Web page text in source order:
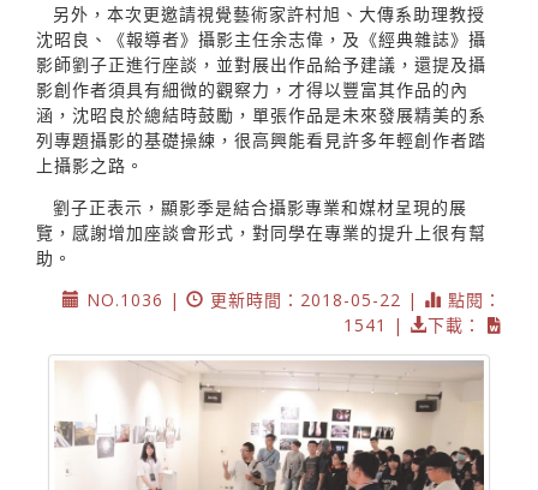
另外，本次更邀請視覺藝術家許村旭、大傳系助理教授
沈昭良、《報導者》攝影主任余志偉，及《經典雜誌》攝
影師劉子正進行座談，並對展出作品給予建議，還提及攝
影創作者須具有細微的觀察力，才得以豐富其作品的內
涵，沈昭良於總結時鼓勵，單張作品是未來發展精美的系
列專題攝影的基礎操練，很高興能看見許多年輕創作者踏
上攝影之路。
劉子正表示，顯影季是結合攝影專業和媒材呈現的展
覽，感謝增加座談會形式，對同學在專業的提升上很有幫
助。
NO.1036 |
更新時間：2018-05-22 |
點閱：
1541 |
下載：